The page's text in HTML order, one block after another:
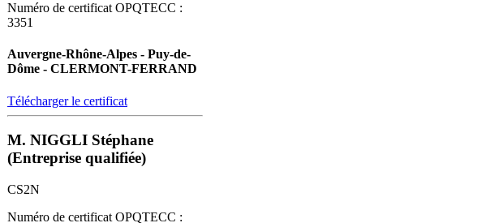
Numéro de certificat OPQTECC :
3351
Auvergne-Rhône-Alpes - Puy-de-
Dôme - CLERMONT-FERRAND
Télécharger le certificat
M. NIGGLI Stéphane
(Entreprise qualifiée)
CS2N
Numéro de certificat OPQTECC :